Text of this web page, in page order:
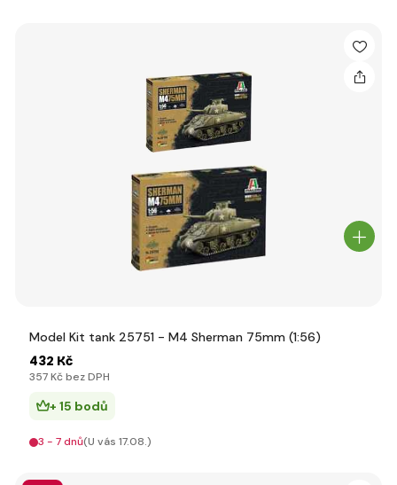
Model Kit tank 25751 - M4 Sherman 75mm (1:56)
432 Kč
357 Kč bez DPH
+ 15 bodů
3 - 7 dnů(U vás 17.08.)